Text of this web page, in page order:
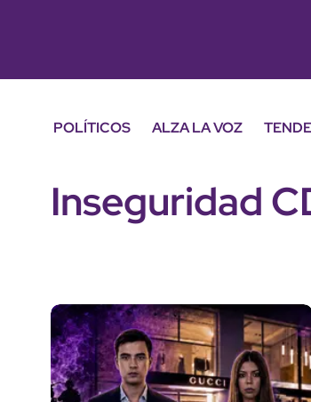
POLÍTICOS ALZA LA VOZ
Inseguridad